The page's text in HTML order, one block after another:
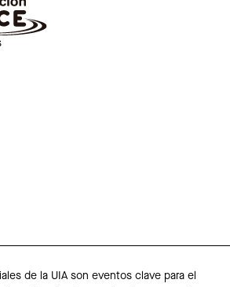
de la UIA son eventos clave para el